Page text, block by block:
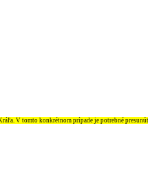
V tomto konkrétnom prípade je potrebné